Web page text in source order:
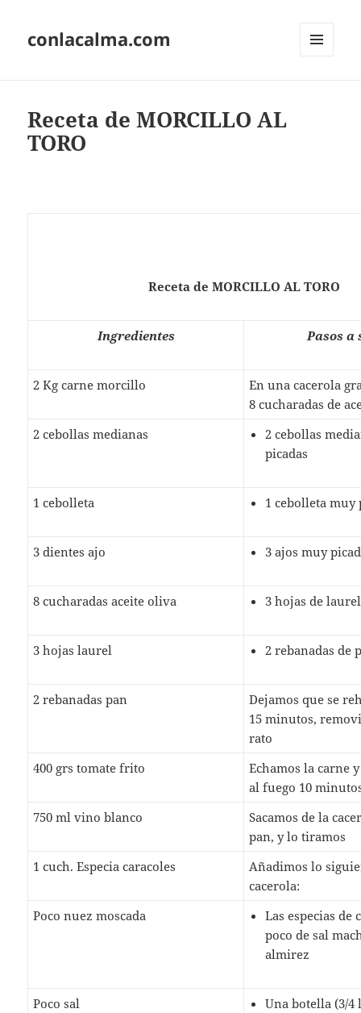
conlacalma.com
Receta de MORCILLO AL
TORO
Receta de MORCILLO AL TORO
Ingredientes Pasos a
2 Kg carne morcillo
En una cacerola
8 cucharadas de
2 cebollas medianas
2 cebollas
picadas
1 cebolleta 1 cebolleta muy
3 dientes ajo 3 ajos muy
8 cucharadas aceite oliva 3 hojas de laurel
3 hojas laurel 2 rebanadas de
2 rebanadas pan
Dejamos que se
15 minutos,
rato
400 grs tomate frito
Echamos la carne
al fuego 10
750 ml vino blanco
Sacamos de la
pan, y lo tiramos
1 cuch. Especia caracoles
Añadimos lo
cacerola:
Poco nuez moscada
Las especias de
poco de sal
almirez
Poco sal
Una botella (3/